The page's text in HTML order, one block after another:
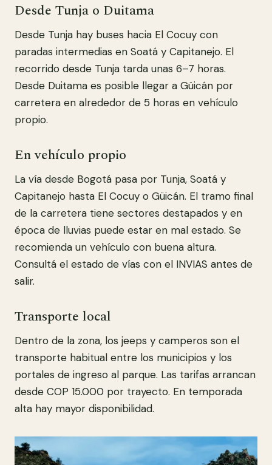
Desde Tunja o Duitama
Desde Tunja hay buses hacia El Cocuy con
paradas intermedias en Soatá y Capitanejo. El
recorrido desde Tunja tarda unas 6–7 horas.
Desde Duitama es posible llegar a Güicán por
carretera en alrededor de 5 horas en vehículo
propio.
En vehículo propio
La vía desde Bogotá pasa por Tunja, Soatá y
Capitanejo hasta El Cocuy o Güicán. El tramo final
de la carretera tiene sectores destapados y en
época de lluvias puede estar en mal estado. Se
recomienda un vehículo con buena altura.
Consultá el estado de vías con el INVIAS antes de
salir.
Transporte local
Dentro de la zona, los jeeps y camperos son el
transporte habitual entre los municipios y los
portales de ingreso al parque. Las tarifas arrancan
desde COP 15.000 por trayecto. En temporada
alta hay mayor disponibilidad.